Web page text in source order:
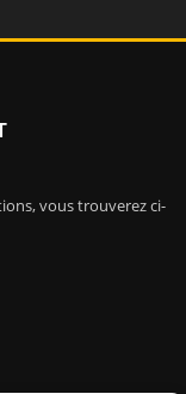
vous trouverez ci-